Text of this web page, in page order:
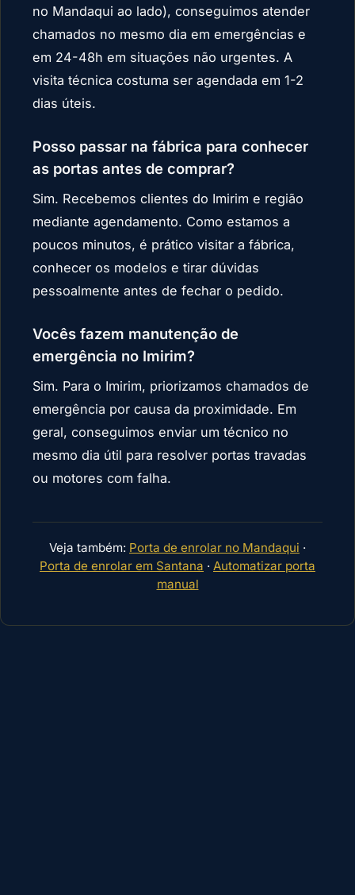
no Mandaqui ao lado), conseguimos atender
chamados no mesmo dia em emergências e
em 24-48h em situações não urgentes. A
visita técnica costuma ser agendada em 1-2
dias úteis.
Posso passar na fábrica para conhecer
as portas antes de comprar?
Sim. Recebemos clientes do Imirim e região
mediante agendamento. Como estamos a
poucos minutos, é prático visitar a fábrica,
conhecer os modelos e tirar dúvidas
pessoalmente antes de fechar o pedido.
Vocês fazem manutenção de
emergência no Imirim?
Sim. Para o Imirim, priorizamos chamados de
emergência por causa da proximidade. Em
geral, conseguimos enviar um técnico no
mesmo dia útil para resolver portas travadas
ou motores com falha.
Veja também: Porta de enrolar no Mandaqui ·
Porta de enrolar em Santana · Automatizar porta
manual